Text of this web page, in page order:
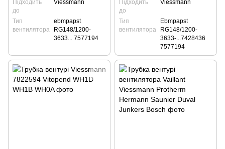
Підходить
до
Viessmann
Тип
вентилятора
ebmpapst
RG148/1200-
3633... 7577194
Підходить
до
Viessmann
Тип
вентилятора
Ebmpapst
RG148/1200-
3633-...7428436
7577194